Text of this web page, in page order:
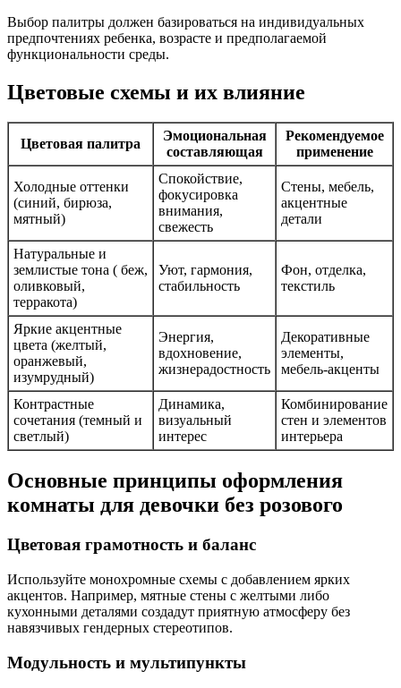
Выбор палитры должен базироваться на индивидуальных
предпочтениях ребенка, возрасте и предполагаемой
функциональности среды.
Цветовые схемы и их влияние
Цветовая палитра
Эмоциональная
составляющая
Рекомендуемое
применение
Холодные оттенки
(синий, бирюза,
мятный)
Спокойствие,
фокусировка
внимания,
свежесть
Стены, мебель,
акцентные
детали
Натуральные и
землистые тона ( беж,
оливковый,
терракота)
Уют, гармония,
стабильность
Фон, отделка,
текстиль
Яркие акцентные
цвета (желтый,
оранжевый,
изумрудный)
Энергия,
вдохновение,
жизнерадостность
Декоративные
элементы,
мебель-акценты
Контрастные
сочетания (темный и
светлый)
Динамика,
визуальный
интерес
Комбинирование
стен и элементов
интерьера
Основные принципы оформления
комнаты для девочки без розового
Цветовая грамотность и баланс
Используйте монохромные схемы с добавлением ярких
акцентов. Например, мятные стены с желтыми либо
кухонными деталями создадут приятную атмосферу без
навязчивых гендерных стереотипов.
Модульность и мультипункты